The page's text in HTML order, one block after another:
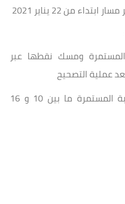
من 22 يناير 2021
المستمرة ومسك نقطها عبر
عملية التصحيح
إجراء آخر فروض المراقبة المستمرة ما بين 10 و 16